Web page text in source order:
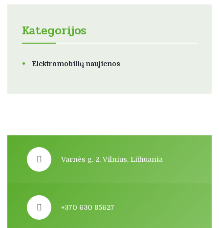
Kategorijos
Elektromobilių naujienos
Varnės g. 2, Vilnius, Lithuania
+370 630 85627